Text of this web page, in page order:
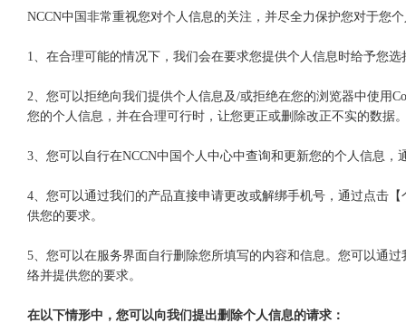
NCCN中国非常重视您对个人信息的关注，并尽全力保护您对于您
1、在合理可能的情况下，我们会在要求您提供个人信息时给予您
2、您可以拒绝向我们提供个人信息及/或拒绝在您的浏览器中使用
您的个人信息，并在合理可行时，让您更正或删除改正不实的数据
3、您可以自行在NCCN中国个人中心中查询和更新您的个人信息
4、您可以通过我们的产品直接申请更改或解绑手机号，通过点击
供您的要求。
5、您可以在服务界面自行删除您所填写的内容和信息。您可以通
络并提供您的要求。
在以下情形中，您可以向我们提出删除个人信息的请求：